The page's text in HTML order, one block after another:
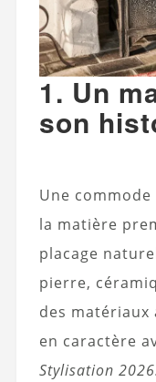
1. Un
son
Une
la matière
placage
pierre,
des
en caractère
Stylisation